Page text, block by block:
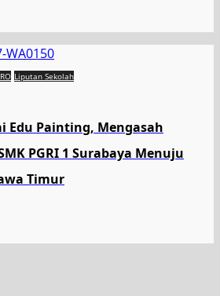
Liputan Sekolah
Edu Painting, Mengasah
PGRI 1 Surabaya Menuju
Timur